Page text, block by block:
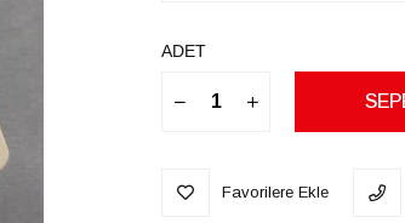
ADET
Favorilere Ekle